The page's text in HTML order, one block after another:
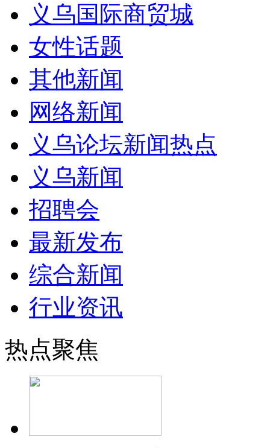
义乌国际商贸城
女性话题
其他新闻
网络新闻
义乌论坛新闻热点
义乌新闻
招聘会
最新发布
综合新闻
行业资讯
热点聚焦